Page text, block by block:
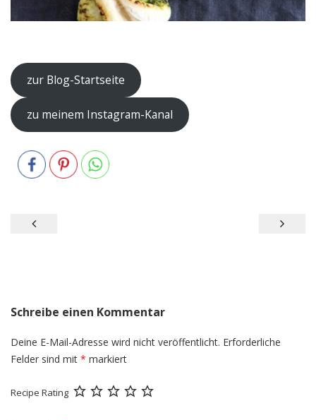
zur Blog-Startseite
zu meinem Instagram-Kanal
Beitragsnavigation
Schreibe einen Kommentar
Deine E-Mail-Adresse wird nicht veröffentlicht. Erforderliche
Felder sind mit * markiert
Recipe Rating